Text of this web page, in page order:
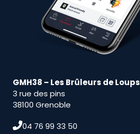
GMH38 – Les Brûleurs de Loups
3 rue des pins
38100 Grenoble
04 76 99 33 50